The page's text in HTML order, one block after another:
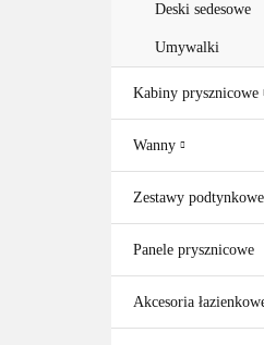
Deski sedesowe
Umywalki
Kabiny prysznicowe
Wanny
Zestawy
Panele prysznicowe
Akcesoria